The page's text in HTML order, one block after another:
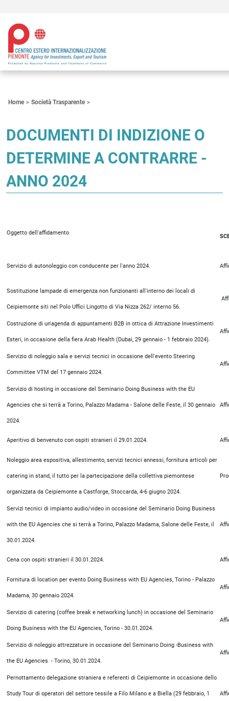
Home Società Trasparente
DOCUMENTI DI INDIZIONE O
DETERMINE A CONTRARRE -
ANNO 2024
Oggetto dell'affidamento
Servizio di autonoleggio con conducente per l'anno 2024.
Sostituzione lampade di emergenza non funzionanti all'interno dei locali di
Ceipiemonte siti nel Polo Uffici Lingotto di Via Nizza 262/ interno 56.
Costruzione di un'agenda di appuntamenti B2B in ottica di Attrazione Investimenti
Esteri, in occasione della fiera Arab Health (Dubai, 29 gennaio - 1 febbraio 2024).
Servizio di noleggio sala e servizi tecnici in occasione dell'evento Steering
Committee VTM del 17 gennaio 2024.
Servizio di hosting in occasione del Seminario Doing Business with the EU
Agencies che si terrà a Torino, Palazzo Madama - Salone delle Feste, il 30 gennaio
2024.
Aperitivo di benvenuto con ospiti stranieri il 29.01.2024.
Noleggio area espositiva, allestimento, servizi tecnici annessi, fornitura articoli per
catering in stand, il tutto per la partecipazione della collettiva piemontese
organizzata da Ceipiemonte a Castforge, Stoccarda, 4-6 giugno 2024.
Servizi tecnici di impianto audio/video in occasione del Seminario Doing Business
with the EU Agencies che si terrà a Torino, Palazzo Madama, Salone delle Feste, il
30.01.2024.
Cena con ospiti stranieri il 30.01.2024.
Fornitura di location per evento Doing Business with EU Agencies, Torino - Palazzo
Madama, 30 gennaio 2024.
Servizio di catering (coffee break e networking lunch) in occasione del Seminario
Doing Business with the EU Agencies, Torino - 30.01.2024.
Servizio di noleggio attrezzature in occasione del Seminario Doing -Business with
the EU Agencies - Torino, 30.01.2024.
Pernottamento delegazione straniera e referenti di Ceipiemonte in occasione dello
Study Tour di operatori del settore tessile a Filo Milano e a Biella (29 febbraio, 1